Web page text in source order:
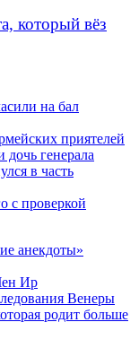
который вёз
на бал
приятелей
дочь генерала
в часть
с проверкой
анекдоты»
Ир
Венеры
родит больше